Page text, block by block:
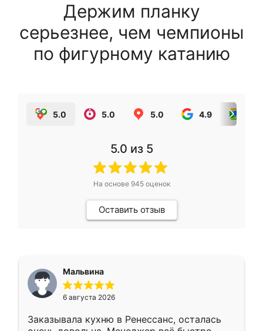
Держим планку
серьезнее, чем чемпионы
по фигурному катанию
5.0 5.0 5.0 4.9
5.0 из 5
На основе 945оценок
Оставить отзыв
Мальвина
6 августа 2026
Заказывала кухню в Ренессанс, осталась